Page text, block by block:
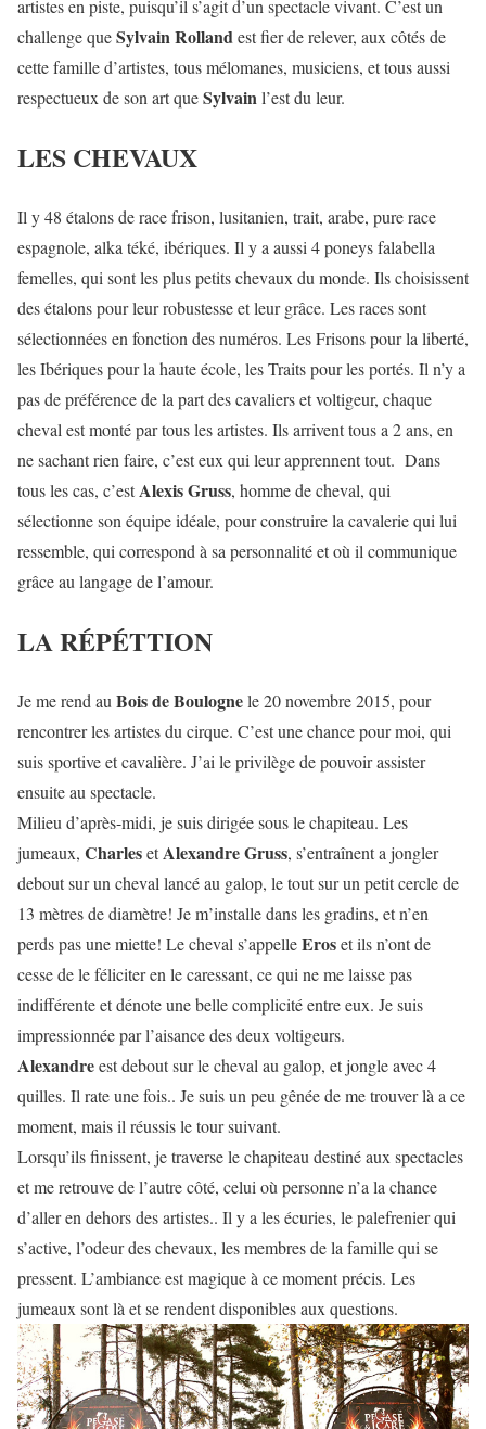
artistes en piste, puisqu’il s’agit d’un spectacle vivant. C’est un
challenge queSylvain Rollandest fier de relever, aux côtés de
cette famille d’artistes, tous mélomanes, musiciens, et tous aussi
respectueux de son art queSylvainl’est du leur.
LES CHEVAUX
Il y 48 étalons de race frison, lusitanien, trait, arabe, pure race
espagnole, alka téké, ibériques. Il y a aussi 4 poneys falabella
femelles, qui sont les plus petits chevaux du monde. Ils choisissent
des étalons pour leur robustesse et leur grâce. Les races sont
sélectionnées en fonction des numéros. Les Frisons pour la liberté,
les Ibériques pour la haute école, les Traits pour les portés. Il n’y a
pas de préférence de la part des cavaliers et voltigeur, chaque
cheval est monté par tous les artistes. Ils arrivent tous a 2 ans, en
ne sachant rien faire, c’est eux qui leur apprennent tout. Dans
tous les cas, c’estAlexis Gruss, homme de cheval, qui
sélectionne son équipe idéale, pour construire la cavalerie qui lui
ressemble, qui correspond à sa personnalité et où il communique
grâce au langage de l’amour.
LA RÉPÉTTION
Je me rend au Bois de Boulognele 20 novembre 2015, pour
rencontrer les artistes du cirque. C’est une chance pour moi, qui
suis sportive et cavalière. J’ai le privilège de pouvoir assister
ensuite au spectacle.
Milieu d’après-midi, je suis dirigée sous le chapiteau. Les
jumeaux, CharlesetAlexandre Gruss, s’entraînent a jongler
debout sur un cheval lancé au galop, le tout sur un petit cercle de
13 mètres de diamètre! Je m’installe dans les gradins, et n’en
perds pas une miette! Le cheval s’appelleEroset ils n’ont de
cesse de le féliciter en le caressant, ce qui ne me laisse pas
indifférente et dénote une belle complicité entre eux. Je suis
impressionnée par l’aisance des deux voltigeurs.
Alexandreest debout sur le cheval au galop, et jongle avec 4
quilles. Il rate une fois.. Je suis un peu gênée de me trouver là a ce
moment, mais il réussis le tour suivant.
Lorsqu’ils finissent, je traverse le chapiteau destiné aux spectacles
et me retrouve de l’autre côté, celui où personne n’a la chance
d’aller en dehors des artistes.. Il y a les écuries, le palefrenier qui
s’active, l’odeur des chevaux, les membres de la famille qui se
pressent. L’ambiance est magique à ce moment précis. Les
jumeaux sont là et se rendent disponibles aux questions.